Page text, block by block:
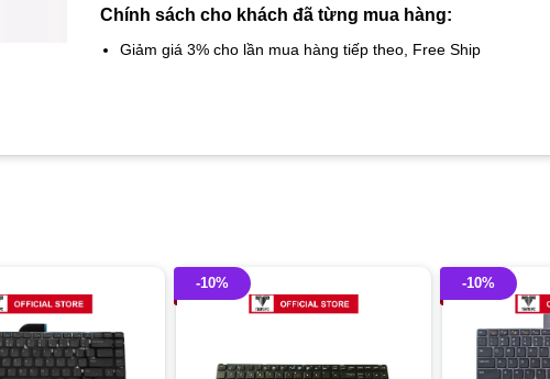
Chính sách cho khách đã từng mua hàng:
Giảm giá 3% cho lần mua hàng tiếp theo, Free Ship
-10% -10%